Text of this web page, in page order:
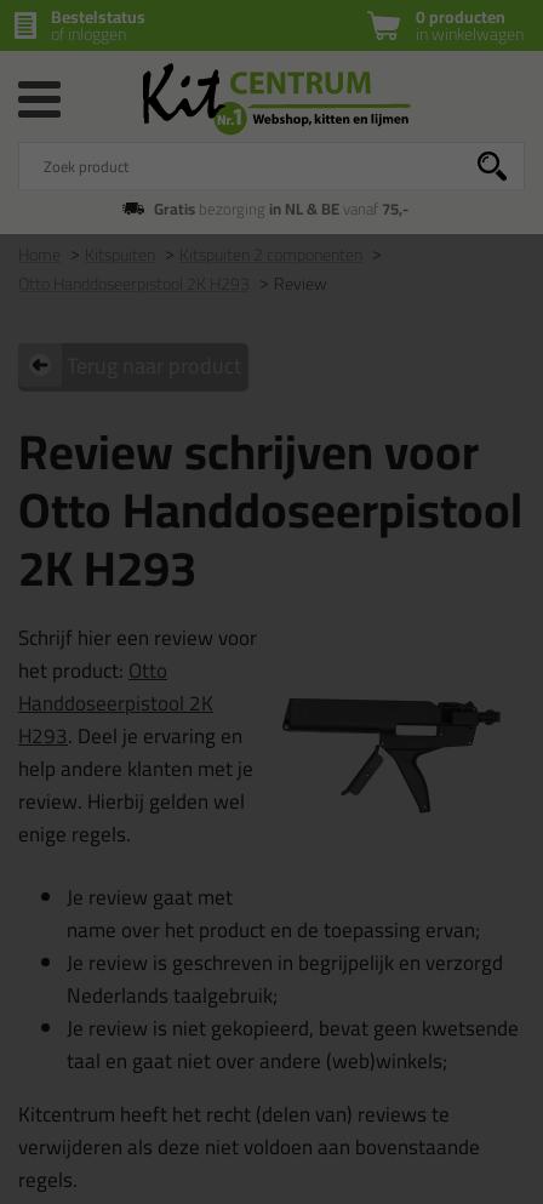
0 producten
in winkelwagen
Bestelstatus
of inloggen
Gratisbezorging in NL & BEvanaf75,-
Kitspuiten 2 componenten
Otto Handdoseerpistool 2K H293
Review
Review schrijven voor
Otto Handdoseerpistool
2K H293
Schrijf hier een review voor
het product:Otto
Handdoseerpistool 2K
H293. Deel je ervaring en
help andere klanten met je
review. Hierbij gelden wel
enige regels.
Je review gaat met
name over het product en de toepassing ervan;
Je review is geschreven in begrijpelijk en verzorgd
Nederlands taalgebruik;
Je review is niet gekopieerd, bevat geen kwetsende
taal en gaat niet over andere (web)winkels;
Kitcentrum heeft het recht (delen van) reviews te
verwijderen als deze niet voldoen aan bovenstaande
regels.